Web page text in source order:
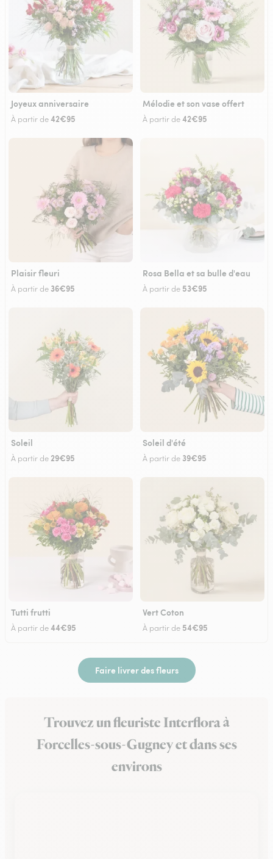
Joyeux anniversaire
À partir de42€95
Mélodie et son vase offert
À partir de42€95
Plaisir fleuri
À partir de 36€95
Rosa Bella et sa bulle d'eau
À partir de 53€95
Soleil
À partir de29€95
Soleil d'été
À partir de 39€95
Tutti frutti
À partir de44€95
Vert Coton
À partir de 54€95
Faire livrer des fleurs
Trouvez un fleuriste Interflora à
Forcelles-sous-Gugney et dans ses
environs